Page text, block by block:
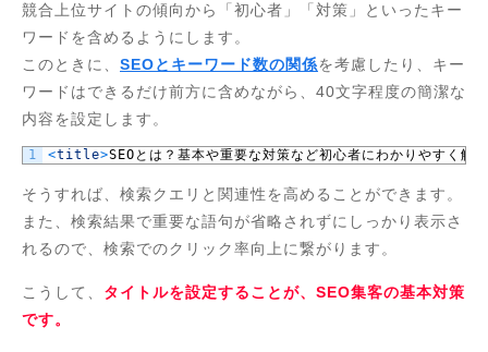
競合上位サイトの傾向から「初心者」「対策」といったキー
ワードを含めるようにします。
このときに、 SEOとキーワード数の関係を考慮したり、キー
ワードはできるだけ前方に含めながら、40文字程度の簡潔な
内容を設定します。
1 <title>SEO とは？基本や重要な対策など初心者にわかりやすく解
そうすれば、検索クエリと関連性を高めることができます。
また、検索結果で重要な語句が省略されずにしっかり表示さ
れるので、検索でのクリック率向上に繋がります。
こうして、 タイトルを設定することが、SEO集客の基本対策
です。